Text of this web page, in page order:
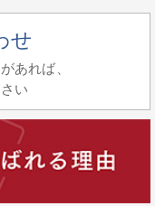
せ
あれば、
い